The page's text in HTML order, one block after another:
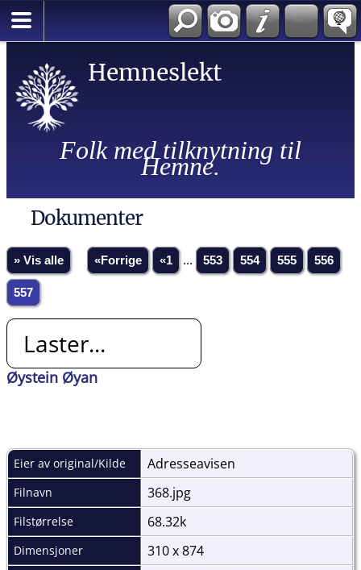
Hemneslekt
Folk med tilknytning til
Hemne.
Dokumenter
» Vis alle «Forrige «1 ... 553 554 555 556
557
Laster...
Øystein Øyan
Eier av original/Kilde Adresseavisen
Filnavn 368.jpg
Filstørrelse 68.32k
Dimensjoner 310 x 874